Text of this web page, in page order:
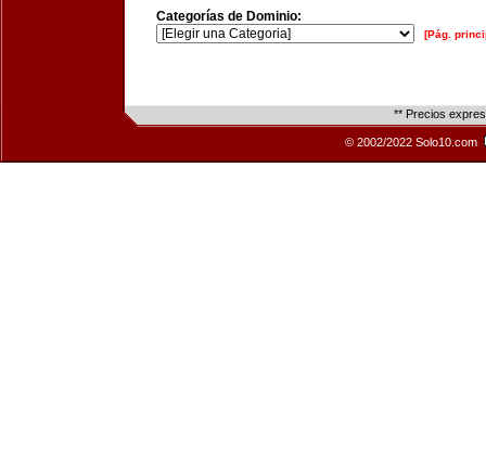
Categorías de Dominio:
[Pág.
** Precios
© 2002/2022 Solo10.com